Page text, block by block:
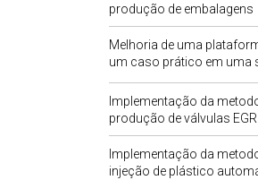
produção de embalagens
Melhoria de uma
um caso prático em uma
Implementação da
produção de válvulas
Implementação da
injeção de plástico